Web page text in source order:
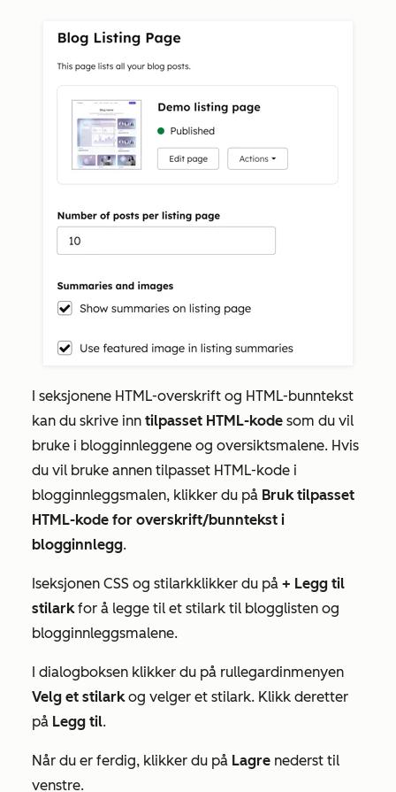
seksjonene HTML-overskrift og HTML-bunntekst
kan du skrive inn tilpasset HTML-kode som du vil
bruke i blogginnleggene og oversiktsmalene. Hvis
du vil bruke annen tilpasset HTML-kode i
blogginnleggsmalen, klikker du på Bruk tilpasset
HTML-kode for overskrift/bunntekst i
blogginnlegg.
seksjonen CSS og stilarkklikker du på + Legg til
stilarkfor å legge til et stilark til blogglisten og
blogginnleggsmalene.
I dialogboksen klikker du på rullegardinmenyen
Velg et stilarkog velger et stilark. Klikk deretter
på Legg til.
Når du er ferdig, klikker du på Lagre nederst til
venstre.